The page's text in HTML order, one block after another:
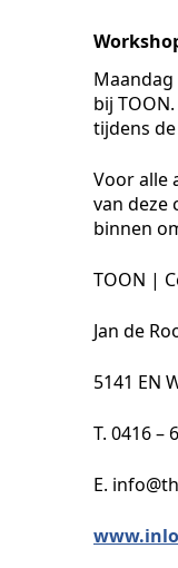
bij
tijdens
Voor alle
van deze
binnen
TOON |
Jan de
5141 EN
T. 0416 –
E.